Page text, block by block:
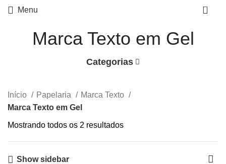
Menu 0
Marca Texto em Gel
Categorias
Início Papelaria
Marca Texto
Marca Texto em Gel
Mostrando todos os 2 resultados
Show sidebar